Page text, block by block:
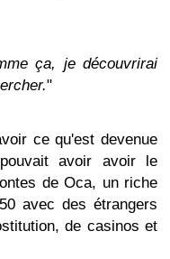
ça, je découvrirai
"
ce qu'est devenue
avoir avoir le
de Oca, un riche
avec des étrangers
de casinos et